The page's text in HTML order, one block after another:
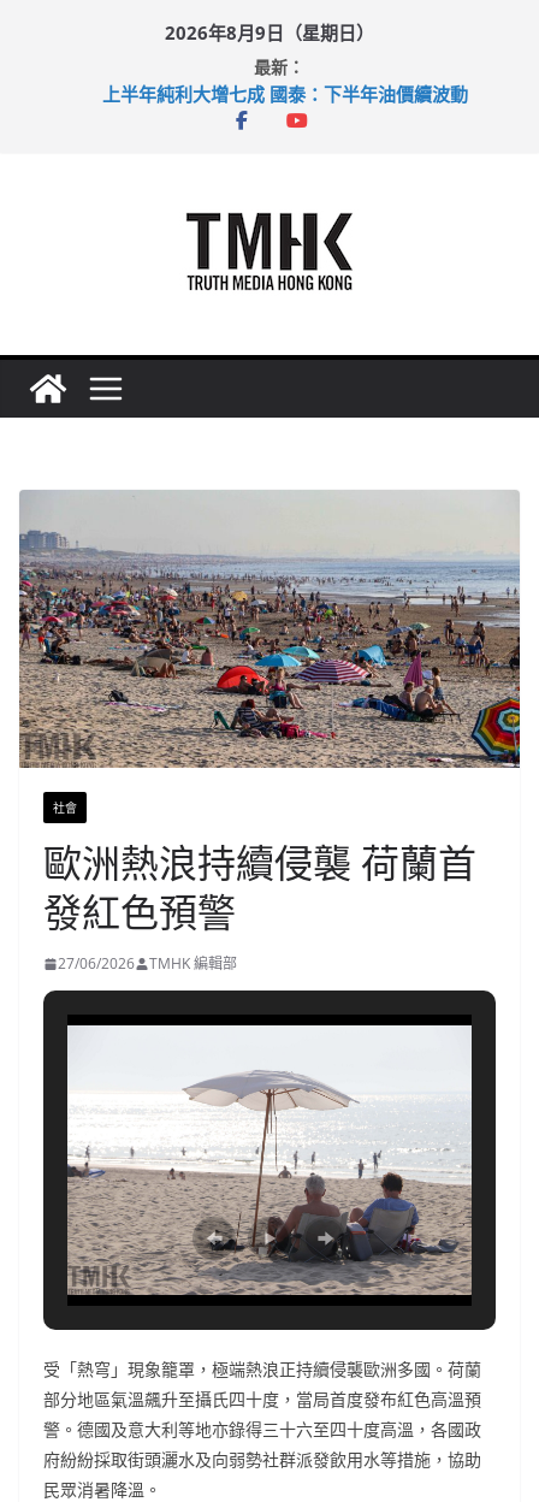
2026年8月9日（星期日）
最新：
上半年純利大增七成 國泰：下半年油價續波動
拜仁熱身賽挫維拉 啟德主場館奪錦標
社會
歐洲熱浪持續侵襲 荷蘭首
發紅色預警
27/06/2026 TMHK 編輯部
受「熱穹」現象籠罩，極端熱浪正持續侵襲歐洲多國。荷蘭
部分地區氣溫飆升至攝氏四十度，當局首度發布紅色高溫預
警。德國及意大利等地亦錄得三十六至四十度高溫，各國政
府紛紛採取街頭灑水及向弱勢社群派發飲用水等措施，協助
民眾消暑降溫。